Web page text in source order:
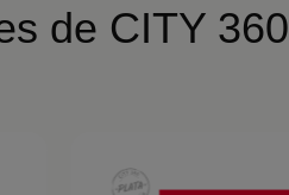
de CITY 360